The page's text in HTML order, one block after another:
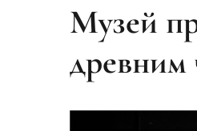
Музей
древним